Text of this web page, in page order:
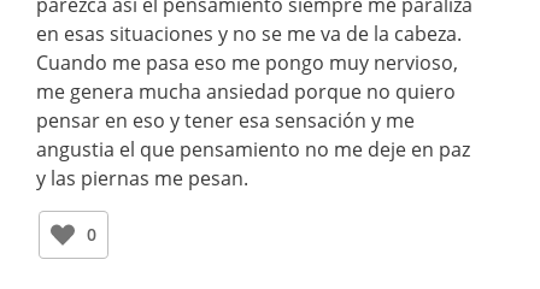
en esas situaciones y no se me va de la cabeza.
Cuando me pasa eso me pongo muy nervioso,
me genera mucha ansiedad porque no quiero
pensar en eso y tener esa sensación y me
angustia el que pensamiento no me deje en paz
y las piernas me pesan.
0